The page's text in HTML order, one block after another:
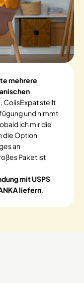
mehrere
ColisExpat stellt
und nimmt
ich mir die
die Option
an
Paket ist
mit USPS
liefern.